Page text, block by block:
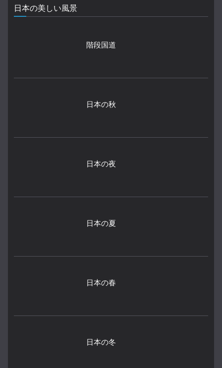
日本の美しい風景
階段国道
日本の秋
日本の夜
日本の夏
日本の春
日本の冬